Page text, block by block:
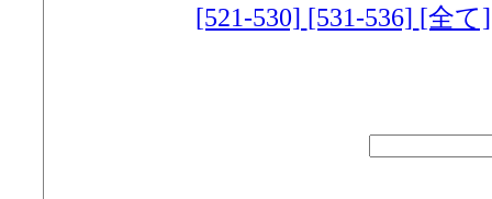
[521-530] [531-536] [全て]